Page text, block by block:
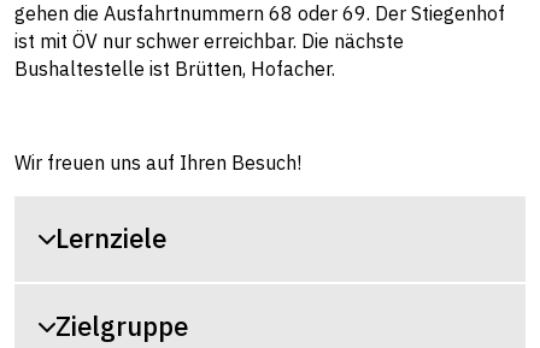
gehen die Ausfahrtnummern 68 oder 69. Der Stiegenhof
ist mit ÖV nur schwer erreichbar. Die nächste
Bushaltestelle ist Brütten, Hofacher.
Wir freuen uns auf Ihren Besuch!
Lernziele
Zielgruppe